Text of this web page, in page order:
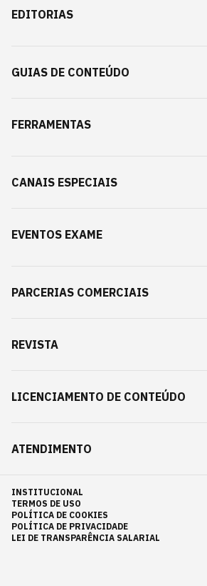
EDITORIAS
GUIAS DE CONTEÚDO
FERRAMENTAS
CANAIS ESPECIAIS
EVENTOS EXAME
PARCERIAS COMERCIAIS
REVISTA
LICENCIAMENTO DE CONTEÚDO
ATENDIMENTO
INSTITUCIONAL
TERMOS DE USO
POLÍTICA DE COOKIES
POLÍTICA DE PRIVACIDADE
LEI DE TRANSPARÊNCIA SALARIAL